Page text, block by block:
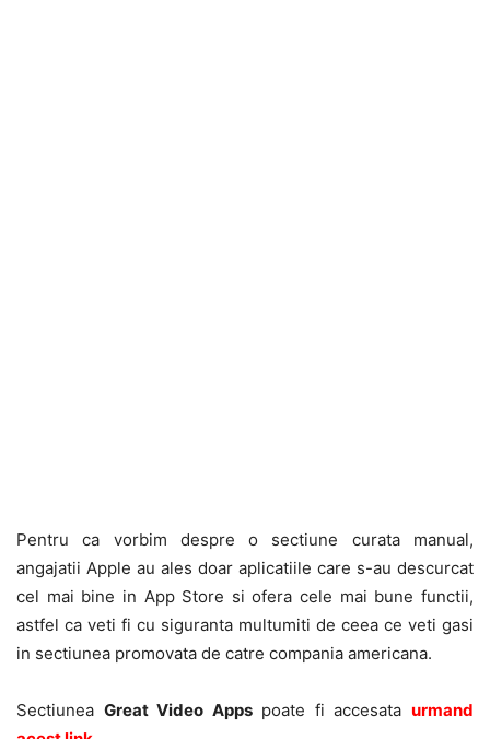
Pentru ca vorbim despre o sectiune curata manual,
angajatii Apple au ales doar aplicatiile care s-au descurcat
cel mai bine in App Store si ofera cele mai bune functii,
astfel ca veti fi cu siguranta multumiti de ceea ce veti gasi
in sectiunea promovata de catre compania americana.
Sectiunea Great Video Appspoate fi accesataurmand